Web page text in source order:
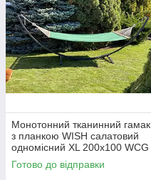
Монотонний тканинний гамак
з планкою WISH салатовий
одномісний XL 200х100 WCG
Shopik
Готово до відправки